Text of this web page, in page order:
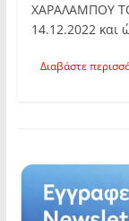
ΧΑΡΑΛΑΜΠΟΥ
14.12.2022 και
Διαβάστε